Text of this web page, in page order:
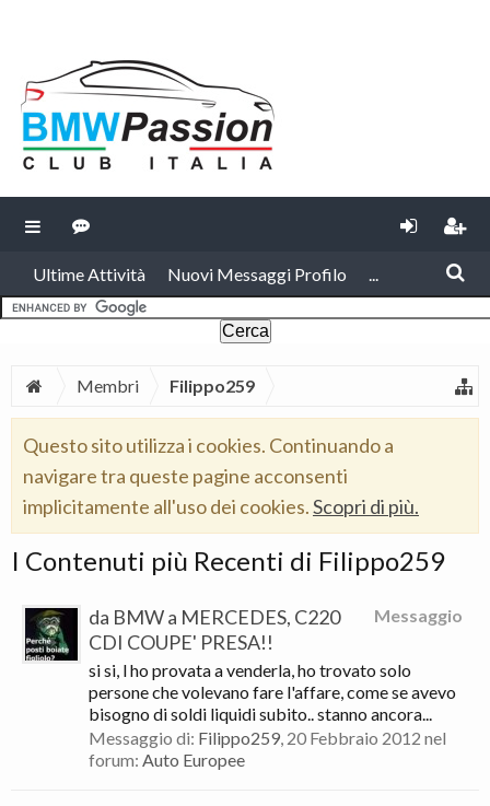
Ultime Attività Nuovi Messaggi Profilo ...
Membri Filippo259
Questo sito utilizza i cookies. Continuando a
navigare tra queste pagine acconsenti
implicitamente all'uso dei cookies.Scopri di più.
I Contenuti più Recenti di Filippo259
Messaggio
da BMW a MERCEDES, C220
CDI COUPE' PRESA!!
si si, l ho provata a venderla, ho trovato solo
persone che volevano fare l'affare, come se avevo
bisogno di soldi liquidi subito.. stanno ancora...
Messaggio di: Filippo259, 20 Febbraio 2012 nel
forum: Auto Europee